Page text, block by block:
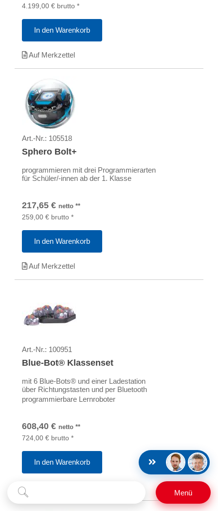
Menü
4.199,00 € brutto *
In den Warenkorb
Auf Merkzettel
Art.-Nr.: 105518
Sphero Bolt+
programmieren mit drei Programmierarten
für Schüler/-innen ab der 1. Klasse
217,65 € netto **
259,00 € brutto *
In den Warenkorb
Auf Merkzettel
Art.-Nr.: 100951
Blue-Bot® Klassenset
mit 6 Blue-Bots® und einer Ladestation
über Richtungstasten und per Bluetooth
programmierbare Lernroboter
608,40 € netto **
724,00 € brutto *
In den Warenkorb